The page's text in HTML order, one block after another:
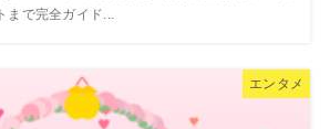
で完全ガイド...
エンタメ